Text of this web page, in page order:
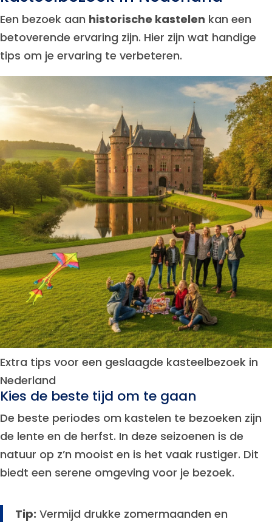
Een bezoek aan historische kastelen kan een
betoverende ervaring zijn. Hier zijn wat handige
tips om je ervaring te verbeteren.
Extra tips voor een geslaagde kasteelbezoek in
Nederland
Kies de beste tijd om te gaan
De beste periodes om kastelen te bezoeken zijn
de lente en de herfst. In deze seizoenen is de
natuur op z’n mooist en is het vaak rustiger. Dit
biedt een serene omgeving voor je bezoek.
Tip: Vermijd drukke zomermaanden en